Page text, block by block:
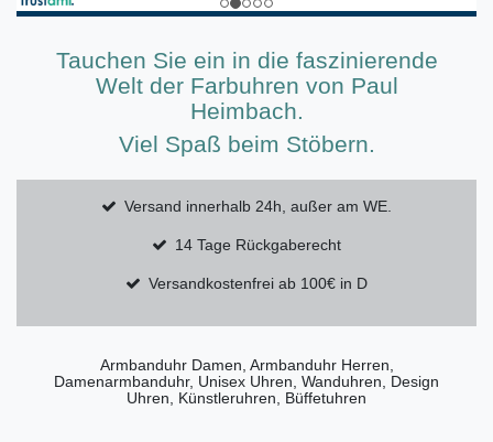
Tauchen Sie ein in die faszinierende
Welt der Farbuhren von Paul
Heimbach.
Viel Spaß beim Stöbern.
Versand innerhalb 24h, außer am WE.
14 Tage Rückgaberecht
Versandkostenfrei ab 100€ in D
Armbanduhr Damen, Armbanduhr Herren,
Damenarmbanduhr, Unisex Uhren, Wanduhren, Design
Uhren, Künstleruhren, Büffetuhren